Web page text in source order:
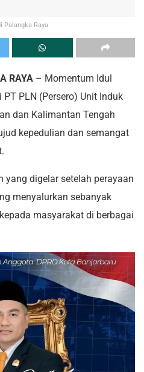
Palangka Raya
RAYA – Momentum Idul
PLN (Persero) Unit Induk
dan Kalimantan Tengah
kepedulian dan semangat
yang digelar setelah perayaan
menyalurkan sebanyak
masyarakat di berbagai